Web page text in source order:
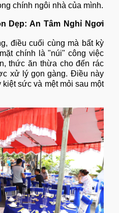
chính ngôi nhà của mình.
Dẹp: An Tâm Nghỉ Ngơi
điều cuối cùng mà bất kỳ
chính là "núi" công việc
thức ăn thừa cho đến rác
xử lý gọn gàng. Điều này
sức và mệt mỏi sau một